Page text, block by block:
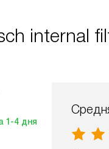
internal
1-4 дня